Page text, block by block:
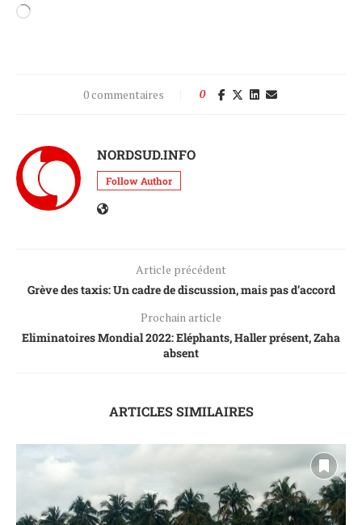
0 commentaires 0
NORDSUD.INFO
Follow Author
Article précédent
Grève des taxis: Un cadre de discussion, mais pas d’accord
Prochain article
Eliminatoires Mondial 2022: Eléphants, Haller présent, Zaha
absent
ARTICLES SIMILAIRES